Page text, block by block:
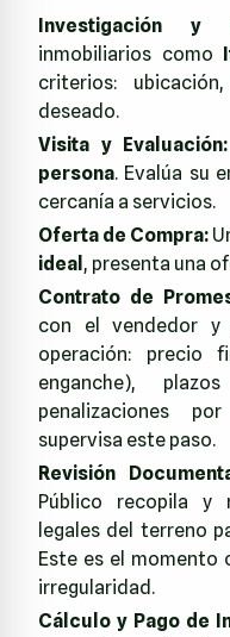
Investigación y
inmobiliarios como
criterios:
deseado.
Visita y Evaluación:
persona. Evalúa su
cercanía a servicios.
Oferta de Compra:
ideal , presenta una
Contrato de
con el vendedor y
operación: precio
enganche),
penalizaciones
supervisa este paso.
Revisión
Público recopila y
legales del terreno
Este es el momento
irregularidad.
Cálculo y Pago de